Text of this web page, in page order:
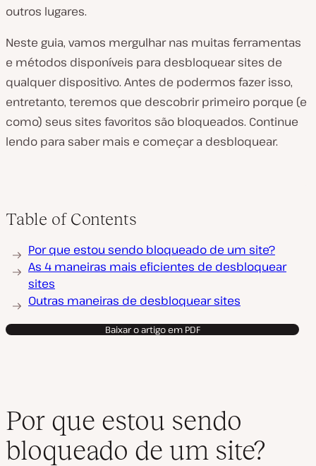
outros lugares.
Neste guia, vamos mergulhar nas muitas ferramentas
e métodos disponíveis para desbloquear sites de
qualquer dispositivo. Antes de podermos fazer isso,
entretanto, teremos que descobrir primeiro porque (e
como) seus sites favoritos são bloqueados. Continue
lendo para saber mais e começar a desbloquear.
Table of Contents
Por que estou sendo bloqueado de um site?
As 4 maneiras mais eficientes de desbloquear
sites
Outras maneiras de desbloquear sites
Baixar o artigo em PDF
Por que estou sendo
bloqueado de um site?